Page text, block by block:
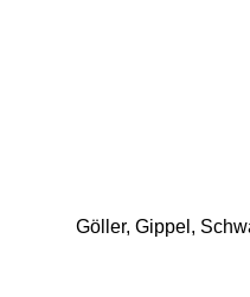
Göller, Gippel,